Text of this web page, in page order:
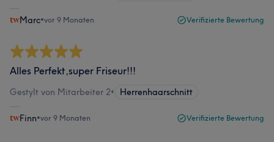
Marc•vor 9 Monaten Verifizierte Bewertung
Alles Perfekt,super Friseur!!!
Gestylt von Mitarbeiter 2• Herrenhaarschnitt
Finn•vor 9 Monaten Verifizierte Bewertung